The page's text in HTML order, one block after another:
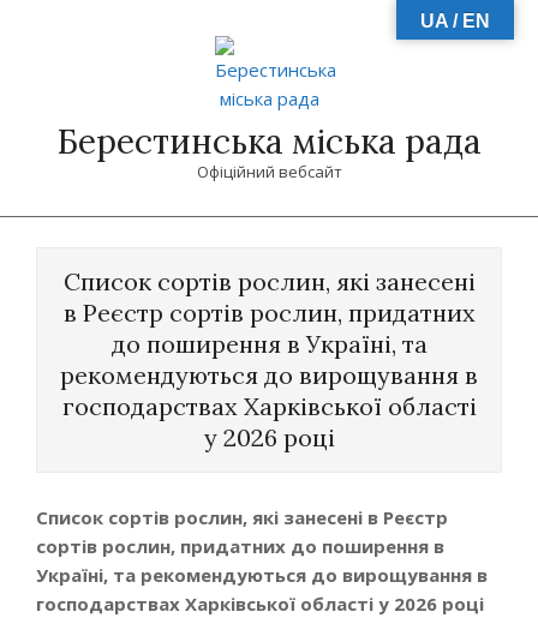
Берестинська міська рада
Офіційний вебсайт
Список сортів рослин, які занесені
в Реєстр сортів рослин, придатних
до поширення в Україні, та
рекомендуються до вирощування в
господарствах Харківської області
у 2026 році
Список сортів рослин, які занесені в Реєстр
сортів рослин, придатних до поширення в
Україні, та рекомендуються до вирощування в
господарствах Харківської області у 2026 році
UA / EN